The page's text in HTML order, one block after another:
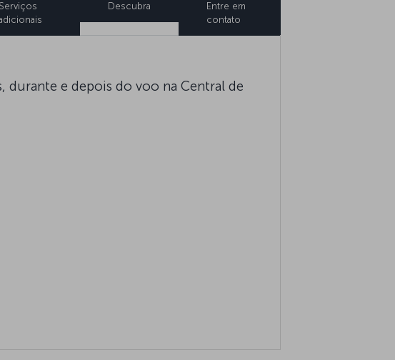
Serviços
Descubra
Entre em
contato
durante e depois do voo na Central de